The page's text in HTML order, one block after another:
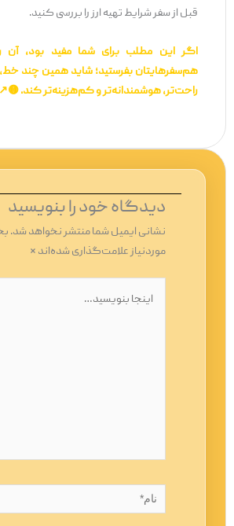
قبل از سفر شرایط تهیه ارز را بررسی کنید.
اگر این مطلب برای شما مفید بود، آن را
هم‌سفرهایتان بفرستید؛ شاید همین چند
راحت‌تر، هوشمندانه‌تر و کم‌هزینه‌تر کند. 🟡↗️
دیدگاه‌ خود را بنویسید
نشانی ایمیل شما منتشر نخواهد شد.
موردنیاز علامت‌گذاری شده‌اند*
بنویسید…
نام*